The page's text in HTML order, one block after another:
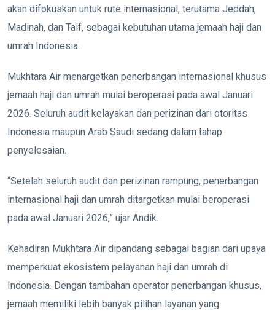
akan difokuskan untuk rute internasional, terutama Jeddah,
Madinah, dan Taif, sebagai kebutuhan utama jemaah haji dan
umrah Indonesia.
Mukhtara Air menargetkan penerbangan internasional khusus
jemaah haji dan umrah mulai beroperasi pada awal Januari
2026. Seluruh audit kelayakan dan perizinan dari otoritas
Indonesia maupun Arab Saudi sedang dalam tahap
penyelesaian.
“Setelah seluruh audit dan perizinan rampung, penerbangan
internasional haji dan umrah ditargetkan mulai beroperasi
pada awal Januari 2026,” ujar Andik.
Kehadiran Mukhtara Air dipandang sebagai bagian dari upaya
memperkuat ekosistem pelayanan haji dan umrah di
Indonesia. Dengan tambahan operator penerbangan khusus,
jemaah memiliki lebih banyak pilihan layanan yang